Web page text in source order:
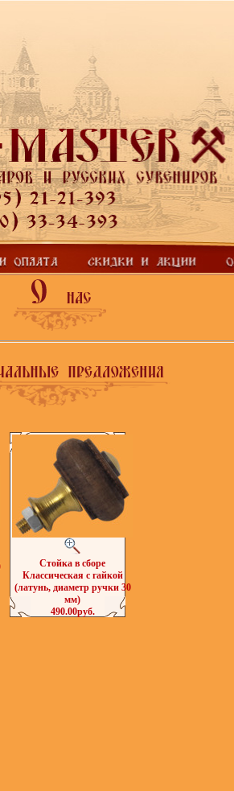
Стойка в сборе
Классическая с гайкой
(латунь, диаметр ручки 30
мм)
490.00руб.